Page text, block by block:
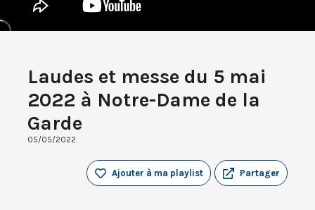
Laudes et messe du 5 mai
2022 à Notre-Dame de la
Garde
05/05/2022
Partager
Ajouter à ma playlist